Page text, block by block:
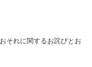
それに関するお詫びとお